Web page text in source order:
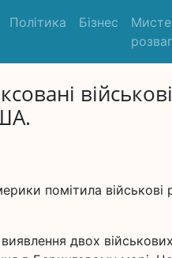
Політика Бізнес
помітила військові
двох